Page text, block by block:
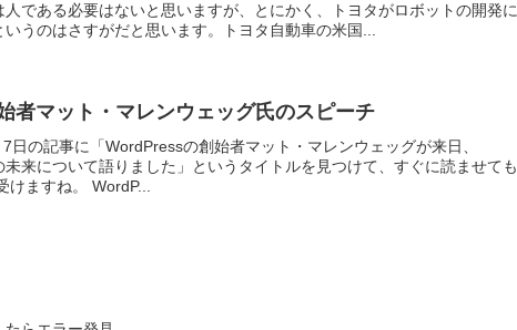
である必要はないと思いますが、とにかく、トヨタがロボットの開発に
うのはさすがだと思います。トヨタ自動車の米国...
者マット・マレンウェッグ氏のスピーチ
日の記事に「WordPressの創始者マット・マレンウェッグが来日、
来について語りました」というタイトルを見つけて、すぐに読ませても
ますね。 WordP...